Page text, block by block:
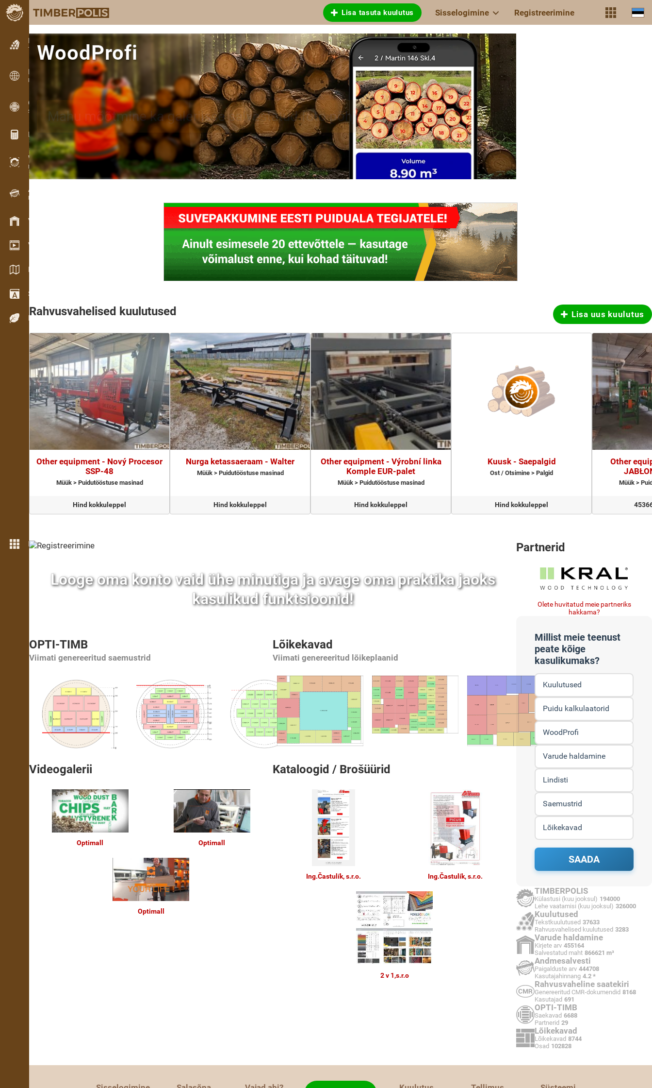
Lisa tasuta kuulutus Sisselogimine Registreerimine
Kuulutused
Tekstkuulutused
Kuulutused
Rahvusvahelised kuulutused
OPTI-TIMB
Saekavad
Puidu kalkulaatorid
WoodProfi
Puidumaht AI-ga
Andmesalvesti
Puidu inventuur välitöödel
Varude haldamine
Videogalerii
Kataloogid / Brošüürid
Sõnastik
Puiduliigid
Rohkem funktsioone
WoodProfi
AI-rakendus puidu, palkide ja saematerjali mõõtmiseks
Rahvusvahelised kuulutused Lisa uus kuulutus
Other equipment - Nový Procesor
SSP-48
Müük > Puidutööstuse masinad
Hind kokkuleppel
Nurga ketassaeraam - Walter
Müük > Puidutööstuse masinad
Hind kokkuleppel
Other equipment - Výrobní linka
Komple EUR-palet
Müük > Puidutööstuse masinad
Hind kokkuleppel
Kuusk - Saepalgid
Ost / Otsimine > Palgid
Hind kokkuleppel
Other
Müük >
Looge oma konto vaid ühe minutiga ja avage oma praktika jaoks
kasulikud funktsioonid!
OPTI-TIMB
Viimati genereeritud saemustrid
Lõikekavad
Viimati genereeritud lõikeplaanid
Videogalerii
Optimall Optimall
Optimall
Kataloogid / Brošüürid
Ing.Častulík, s.r.o. Ing.Častulík, s.r.o.
2 v 1,s.r.o
Partnerid
Olete huvitatud meie partneriks
hakkama?
Millist meie teenust
peate kõige
kasulikumaks?
Kuulutused
Puidu kalkulaatorid
WoodProfi
Varude haldamine
Lindisti
Saemustrid
Lõikekavad
SAADA
TIMBERPOLIS
Külastusi (kuu jooksul) 194000
Lehe vaatamisi (kuu jooksul) 326000
Kuulutused
Tekstkuulutused 37633
Rahvusvahelised kuulutused 3283
Varude haldamine
Kirjete arv 455164
Salvestatud maht 866621 m³
Andmesalvesti
Paigalduste arv 444708
Kasutajahinnang 4.2 *
Rahvusvaheline saatekiri
Genereeritud CMR-dokumendid 8168
Kasutajad 691
OPTI-TIMB
Saekavad 6688
Partnerid 29
Lõikekavad
Lõikekavad 8744
Osad 102828